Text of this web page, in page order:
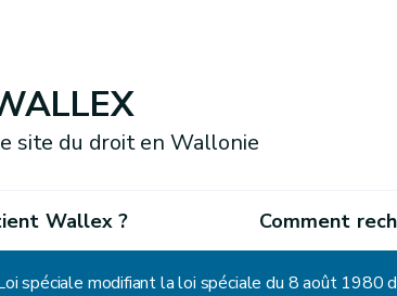
site du droit en Wallonie
Wallex ? Comment
spéciale modifiant la loi spéciale du 8 août 1980